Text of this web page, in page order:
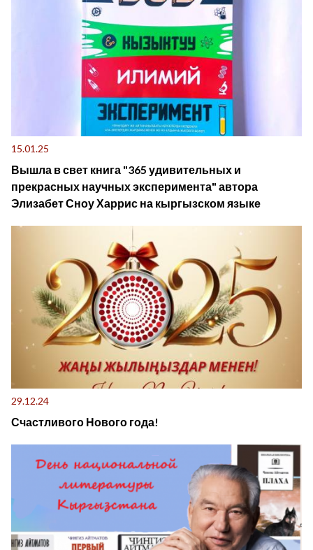
15.01.25
Вышла в свет книга "365 удивительных и
прекрасных научных эксперимента" автора
Элизабет Сноу Харрис на кыргызском языке
29.12.24
Счастливого Нового года!